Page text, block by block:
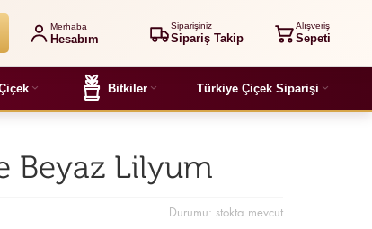
Merhaba
Hesabım
Siparişiniz
Sipariş Takip
Alışveriş
Sepeti
Bitkiler Türkiye Çiçek Siparişi
Beyaz Lilyum
Durumu: stokta mevcut